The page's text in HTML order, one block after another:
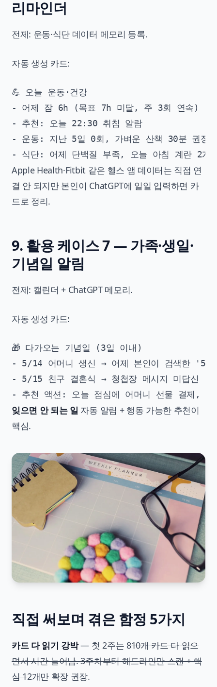
리마인더
전제: 운동·식단 데이터 메모리 등록.
자동 생성 카드:
💪 오늘 운동·건강
- 어제 잠 6h (목표 7h 미달, 주 3회 연속)
- 추천: 오늘 22:30 취침 알람
- 운동: 지난 5일 0회, 가벼운 산책 30분 권장
Apple Health·Fitbit 같은 헬스 앱 데이터는 직접 연
결 안 되지만 본인이 ChatGPT에 일일 입력하면 카
드로 정리.
9. 활용 케이스 7 — 가족·생일·
기념일 알림
전제: 캘린더 + ChatGPT 메모리.
자동 생성 카드:
🎁 다가오는 기념일 (3일 이내)
- 5/14 어머니 생신 → 어제 본인이 검색한 '50
- 5/15 친구 결혼식 → 청첩장 메시지 미답신
잊으면 안 되는 일 자동 알림 + 행동 가능한 추천이
핵심.
직접 써보며 겪은 함정 5가지
카드 다 읽기 강박— 첫 2주는 810개 카드 다 읽으
면서 시간 늘어남. 3주차부터 헤드라인만 스캔 + 핵
심 12개만 확장 권장.